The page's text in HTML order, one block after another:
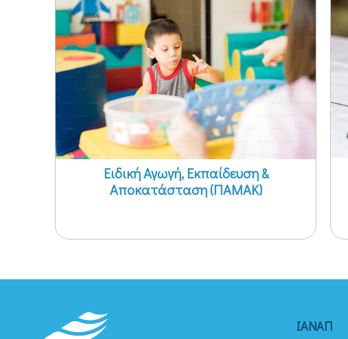
Ειδική Αγωγή, Εκπαίδευση &
Αποκατάσταση (ΠΑΜΑΚ)
ΙΑΝΑΠ